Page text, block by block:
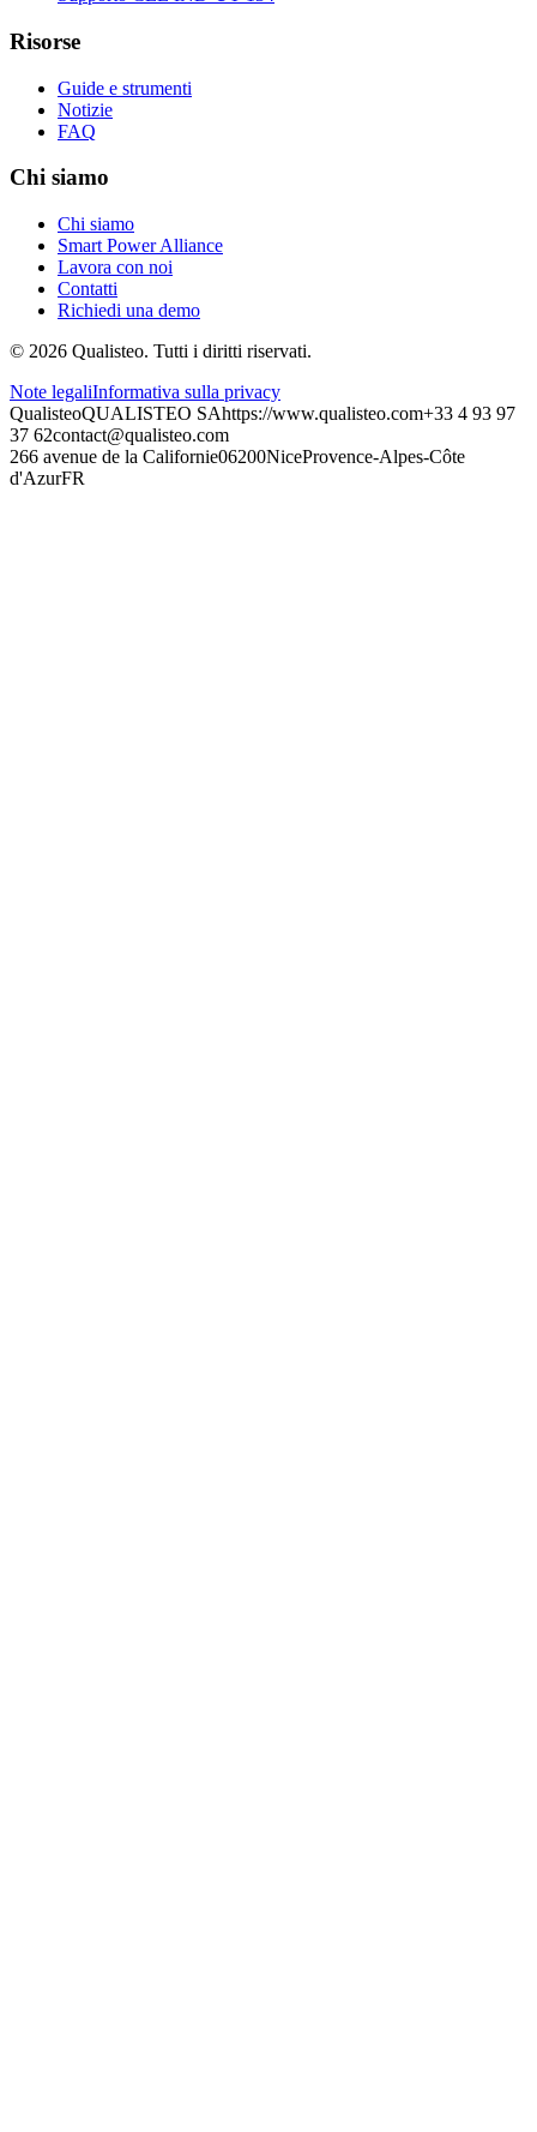
Risorse
Guide e strumenti
Notizie
FAQ
Chi siamo
Chi siamo
Smart Power Alliance
Lavora con noi
Contatti
Richiedi una demo
© 2026 Qualisteo. Tutti i diritti riservati.
Note legaliInformativa sulla privacy
QualisteoQUALISTEO SAhttps://www.qualisteo.com+33 4 93 97
37 62contact@qualisteo.com
266 avenue de la Californie06200NiceProvence-Alpes-Côte
d'AzurFR